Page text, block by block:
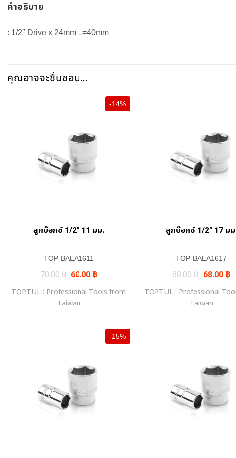
คำอธิบาย
: 1/2″ Drive x 24mm L=40mm
คุณอาจจะชื่นชอบ…
-14%
+
ลูกบ๊อกซ์ 1/2″ 11 มม.
TOP-BAEA1611
70.00฿ Original
price
was:
70.00 ฿.
60.00 ฿Current
is:
60.00 ฿.
TOPTUL : Professional Tools from
Taiwan
+
ลูกบ๊อกซ์ 1/2″ 17 มม
TOP-BAEA1617
80.00฿ Original
price
was:
80.00 ฿.
68.00 ฿
is:
TOPTUL : Professional
Taiwan
-15%
+ +